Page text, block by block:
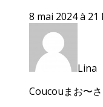
8 mai 2024 à 21
Lina
Coucouまお〜